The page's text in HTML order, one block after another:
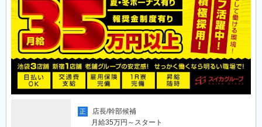
正
店長/幹部候補
月給35万円～スタート